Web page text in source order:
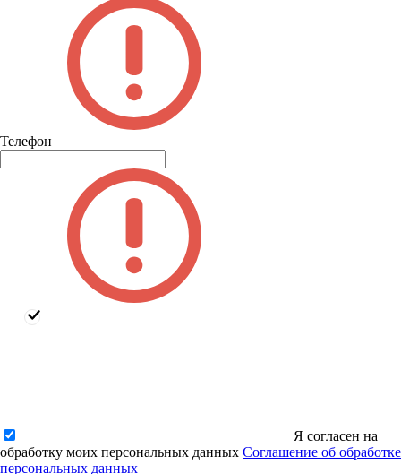
Телефон
Я согласен на
обработку моих персональных данных Соглашение об обработке
персональных данных